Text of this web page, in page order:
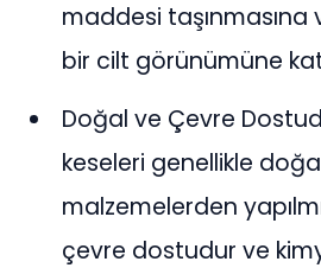
maddesi taşınmasına
bir cilt görünümüne
Doğal ve Çevre
keseleri genellikle
malzemelerden
çevre dostudur ve